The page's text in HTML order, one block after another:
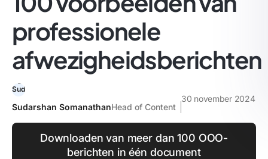
professionele
afwezigheidsberichten
Sudarshan SomanathanHead of Content
30 november 2024
Downloaden van meer dan 100 OOO-
berichten in één document